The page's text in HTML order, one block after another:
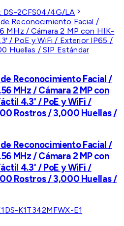
DS-2CFS04/4G/LA
Reconocimiento Facial /
MHz / Cámara 2 MP con
4.3' / PoE y WiFi /
Rostros / 3,000 Huellas /
Reconocimiento Facial /
MHz / Cámara 2 MP con
4.3' / PoE y WiFi /
Rostros / 3,000 Huellas /
DS-K1T342MFWX-E1